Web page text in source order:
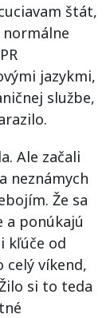
štát,
jazykmi,
službe,
Ale začali
neznámych
Že sa
a ponúkajú
kľúče od
celý víkend,
si to teda